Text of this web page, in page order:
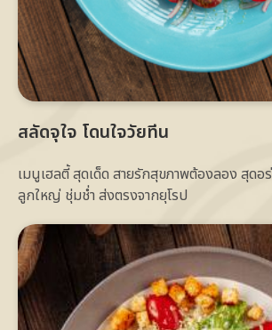
สลัดจุใจ โดนใจวัยทีน
เมนูเฮลตี้ สุดเด็ด สายรักสุขภาพต้องลอง สุดอ
ลูกใหญ่ ชุ่มช่ำ ส่งตรงจากยุโรป